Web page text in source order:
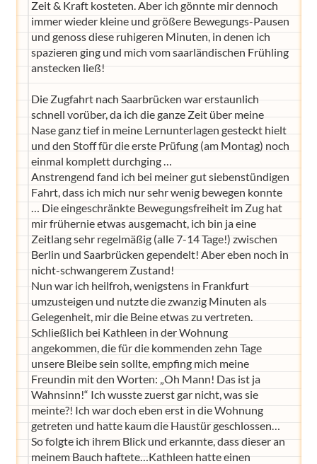
Zeit & Kraft kosteten. Aber ich gönnte mir dennoch
immer wieder kleine und größere Bewegungs-Pausen
und genoss diese ruhigeren Minuten, in denen ich
spazieren ging und mich vom saarländischen Frühling
anstecken ließ!
Die Zugfahrt nach Saarbrücken war erstaunlich
schnell vorüber, da ich die ganze Zeit über meine
Nase ganz tief in meine Lernunterlagen gesteckt hielt
und den Stoff für die erste Prüfung (am Montag) noch
einmal komplett durchging …
Anstrengend fand ich bei meiner gut siebenstündigen
Fahrt, dass ich mich nur sehr wenig bewegen konnte
… Die eingeschränkte Bewegungsfreiheit im Zug hat
mir frühernie etwas ausgemacht, ich bin ja eine
Zeitlang sehr regelmäßig (alle 7-14 Tage!) zwischen
Berlin und Saarbrücken gependelt! Aber eben noch in
nicht-schwangerem Zustand!
Nun war ich heilfroh, wenigstens in Frankfurt
umzusteigen und nutzte die zwanzig Minuten als
Gelegenheit, mir die Beine etwas zu vertreten.
Schließlich bei Kathleen in der Wohnung
angekommen, die für die kommenden zehn Tage
unsere Bleibe sein sollte, empfing mich meine
Freundin mit den Worten: „Oh Mann! Das ist ja
Wahnsinn!“ Ich wusste zuerst gar nicht, was sie
meinte?! Ich war doch eben erst in die Wohnung
getreten und hatte kaum die Haustür geschlossen…
So folgte ich ihrem Blick und erkannte, dass dieser an
meinem Bauch haftete…Kathleen hatte einen